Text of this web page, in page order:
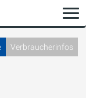
Verbraucherinfos